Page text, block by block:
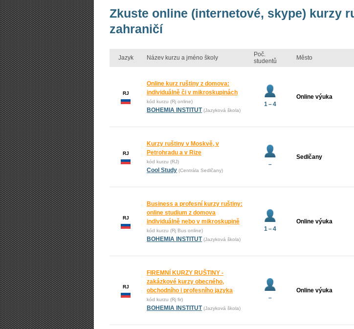
Zkuste online (internetové, skype) kurzy
zahraničí
Jazyk Název kurzu a jméno školy
Poč.
studentů
Město
RJ
Online kurz ruštiny z domova:
individuálně či v mikroskupinách
kód kurzu (Rj online)
BOHEMIA INSTITUT (Jazyková škola)
1 – 4
Online výuka
RJ
Kurzy ruštiny v Moskvě, v
Petrohradu a v Rize
kód kurzu (RJ)
Cool Study (Centrála Sedlčany)
–
Sedlčany
RJ
Business a profesní kurzy ruštiny:
online studium z domova
individuálně nebo v mikroskupině
kód kurzu (Rj Bus online)
BOHEMIA INSTITUT (Jazyková škola)
1 – 4
Online výuka
RJ
FIREMNÍ KURZY RUŠTINY -
zakázkové kurzy obecného,
obchodního i profesního jazyka
kód kurzu (Rj fir)
BOHEMIA INSTITUT (Jazyková škola)
–
Online výuka